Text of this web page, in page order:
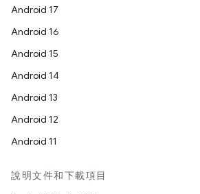
Android 17
Android 16
Android 15
Android 14
Android 13
Android 12
Android 11
說明文件和下載項目